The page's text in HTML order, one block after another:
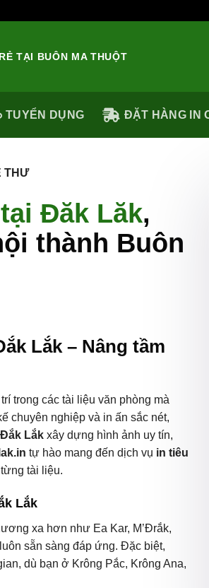
TẠI BUÔN MA THUỘT
TUYỂN DỤNG ĐẶT HÀNG IN
THƯ
Đăk Lăk,
thành Buôn
Lắk – Nâng tầm
trong các tài liệu văn phòng mà
chuyên nghiệp và in ấn sắc nét,
Đắk Lắk xây dựng hình ảnh uy tín,
tự hào mang đến dịch vụ in tiêu
tài liệu.
Lắk
xa hơn như Ea Kar, M’Đrắk,
sẵn sàng đáp ứng. Đặc biệt,
dù bạn ở Krông Pắc, Krông Ana,